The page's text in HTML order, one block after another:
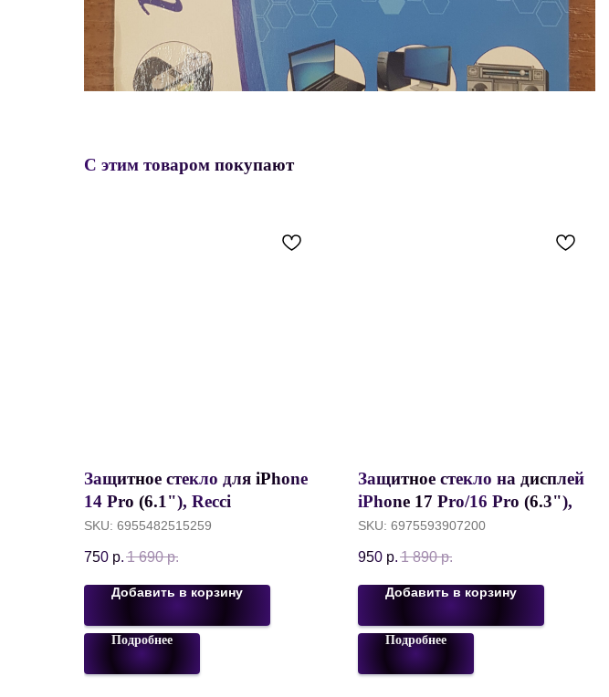
С этим товаром покупают
Защитное стекло для iPhone
14 Pro (6.1"), Recci
Transparent HD Glass 9H, с
усиленной рамкой, 0.33 mm,
Черный
SKU: 6955482515259
750 р. 1 690 р.
Добавить в корзину
Подробнее
Защитное стекло на дисплей
iPhone 17 Pro/16 Pro (6.3"),
ANANK All Clear Transparent
9H/3D, Без рамки, 0.3 mm
SKU: 6975593907200
950 р. 1 890 р.
Добавить в корзину
Подробнее